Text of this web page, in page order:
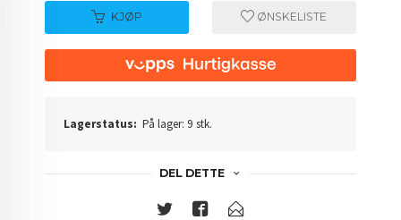
KJØP ØNSKELISTE
Lagerstatus: På lager: 9 stk.
DEL DETTE